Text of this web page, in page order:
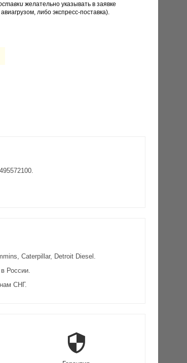
желательно указывать в заявке
либо экспресс-поставка).
Caterpillar, Detroit Diesel.
России.
СНГ.